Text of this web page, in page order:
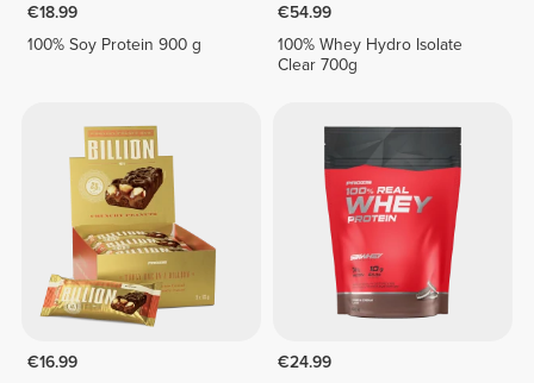
€18.99
100% Soy Protein 900 g
€54.99
100% Whey Hydro Isolate
Clear 700g
€16.99
€24.99